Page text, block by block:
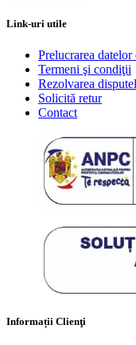
Link-uri utile
Prelucrarea datelor
Termeni şi condiţii
Rezolvarea
Solicită retur
Contact
Informații Clienţi